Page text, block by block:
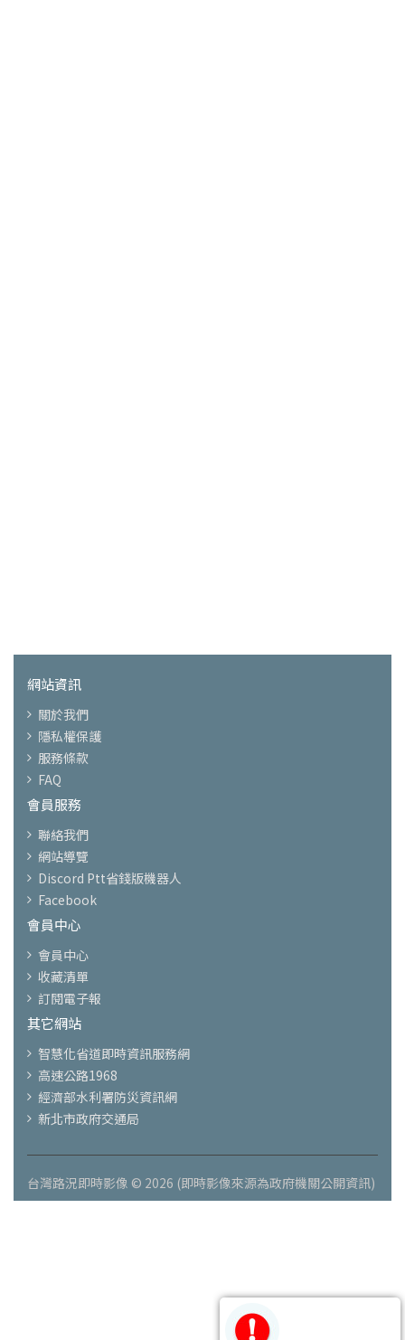
網站資訊
關於我們
隱私權保護
服務條款
FAQ
會員服務
聯絡我們
網站導覽
Discord Ptt省錢版機器人
Facebook
會員中心
會員中心
收藏清單
訂閱電子報
其它網站
智慧化省道即時資訊服務網
高速公路1968
經濟部水利署防災資訊網
新北市政府交通局
台灣路況即時影像 © 2026 (即時影像來源為政府機關公開資訊)